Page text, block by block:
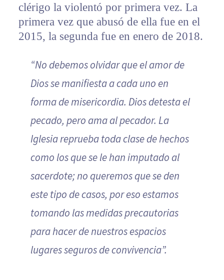
clérigo la violentó por primera vez. La
primera vez que abusó de ella fue en el
2015, la segunda fue en enero de 2018.
“No debemos olvidar que el amor de
Dios se manifiesta a cada uno en
forma de misericordia. Dios detesta el
pecado, pero ama al pecador. La
Iglesia reprueba toda clase de hechos
como los que se le han imputado al
sacerdote; no queremos que se den
este tipo de casos, por eso estamos
tomando las medidas precautorias
para hacer de nuestros espacios
lugares seguros de convivencia”.